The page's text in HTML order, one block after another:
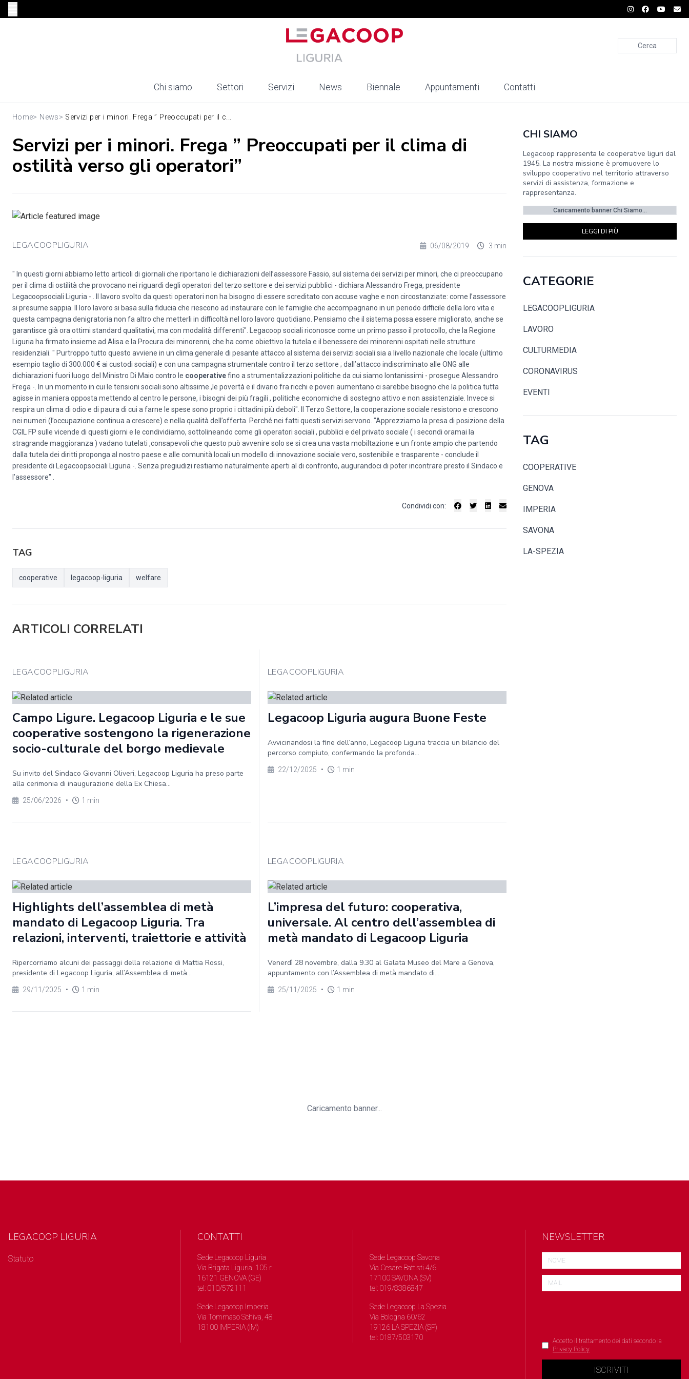
Cerca
Chi siamo Settori Servizi News Biennale Appuntamenti Contatti
Home> News> Servizi per i minori. Frega ” Preoccupati per il c...
Servizi per i minori. Frega ” Preoccupati per il clima di
ostilità verso gli operatori”
LEGACOOPLIGURIA 06/08/2019 3 min
" In questi giorni abbiamo letto articoli di giornali che riportano le dichiarazioni dell’assessore Fassio, sul sistema dei servizi per minori, che ci preoccupano
per il clima di ostilità che provocano nei riguardi degli operatori del terzo settore e dei servizi pubblici - dichiara Alessandro Frega, presidente
Legacoopsociali Liguria - . Il lavoro svolto da questi operatori non ha bisogno di essere screditato con accuse vaghe e non circostanziate: come l’assessore
si presume sappia. Il loro lavoro si basa sulla fiducia che riescono ad instaurare con le famiglie che accompagnano in un periodo difficile della loro vita e
questa campagna denigratoria non fa altro che metterli in difficoltà nel loro lavoro quotidiano. Pensiamo che il sistema possa essere migliorato, anche se
garantisce già ora ottimi standard qualitativi, ma con modalità differenti". Legacoop sociali riconosce come un primo passo il protocollo, che la Regione
Liguria ha firmato insieme ad Alisa e la Procura dei minorenni, che ha come obiettivo la tutela e il benessere dei minorenni ospitati nelle strutture
residenziali. " Purtroppo tutto questo avviene in un clima generale di pesante attacco al sistema dei servizi sociali sia a livello nazionale che locale (ultimo
esempio taglio di 300.000 € ai custodi sociali) e con una campagna strumentale contro il terzo settore ; dall’attacco indiscriminato alle ONG alle
dichiarazioni fuori luogo del Ministro Di Maio contro le cooperativefino a strumentalizzazioni politiche da cui siamo lontanissimi - prosegue Alessandro
Frega -. In un momento in cui le tensioni sociali sono altissime ,le povertà e il divario fra ricchi e poveri aumentano ci sarebbe bisogno che la politica tutta
agisse in maniera opposta mettendo al centro le persone, i bisogni dei più fragili , politiche economiche di sostegno attivo e non assistenziale. Invece si
respira un clima di odio e di paura di cui a farne le spese sono proprio i cittadini più deboli". Il Terzo Settore, la cooperazione sociale resistono e crescono
nei numeri (l’occupazione continua a crescere) e nella qualità dell’offerta. Perché nei fatti questi servizi servono. "Apprezziamo la presa di posizione della
CGIL FP sulle vicende di questi giorni e le condividiamo, sottolineando come gli operatori sociali , pubblici e del privato sociale ( i secondi oramai la
stragrande maggioranza ) vadano tutelati ,consapevoli che questo può avvenire solo se si crea una vasta mobiltazione e un fronte ampio che partendo
dalla tutela dei diritti proponga al nostro paese e alle comunità locali un modello di innovazione sociale vero, sostenibile e trasparente - conclude il
presidente di Legacoopsociali Liguria -. Senza pregiudizi restiamo naturalmente aperti al di confronto, augurandoci di poter incontrare presto il Sindaco e
l’assessore" .
Condividi con:
TAG
cooperative legacoop-liguria welfare
ARTICOLI CORRELATI
LEGACOOPLIGURIA
Campo Ligure. Legacoop Liguria e le sue
cooperative sostengono la rigenerazione
socio-culturale del borgo medievale
Su invito del Sindaco Giovanni Oliveri, Legacoop Liguria ha preso parte
alla cerimonia di inaugurazione della Ex Chiesa...
25/06/2026 • 1 min
LEGACOOPLIGURIA
Legacoop Liguria augura Buone Feste
Avvicinandosi la fine dell’anno, Legacoop Liguria traccia un bilancio del
percorso compiuto, confermando la profonda...
22/12/2025 • 1 min
LEGACOOPLIGURIA
Highlights dell’assemblea di metà
mandato di Legacoop Liguria. Tra
relazioni, interventi, traiettorie e attività
Ripercorriamo alcuni dei passaggi della relazione di Mattia Rossi,
presidente di Legacoop Liguria, all’Assemblea di metà...
29/11/2025 • 1 min
LEGACOOPLIGURIA
L’impresa del futuro: cooperativa,
universale. Al centro dell’assemblea di
metà mandato di Legacoop Liguria
Venerdì 28 novembre, dalla 9.30 al Galata Museo del Mare a Genova,
appuntamento con l’Assemblea di metà mandato di...
25/11/2025 • 1 min
CHI SIAMO
Legacoop rappresenta le cooperative liguri dal
1945. La nostra missione è promuovere lo
sviluppo cooperativo nel territorio attraverso
servizi di assistenza, formazione e
rappresentanza.
Caricamento banner Chi Siamo...
LEGGI DI PIÙ
CATEGORIE
LEGACOOPLIGURIA
LAVORO
CULTURMEDIA
CORONAVIRUS
EVENTI
TAG
COOPERATIVE
GENOVA
IMPERIA
SAVONA
LA-SPEZIA
Caricamento banner...
LEGACOOP LIGURIA
Statuto
CONTATTI
Sede Legacoop Liguria
Via Brigata Liguria, 105 r.
16121 GENOVA (GE)
tel: 010/572111
Sede Legacoop Imperia
Via Tommaso Schiva, 48
18100 IMPERIA (IM)
Sede Legacoop Savona
Via Cesare Battisti 4/6
17100 SAVONA (SV)
tel: 019/8386847
Sede Legacoop La Spezia
Via Bologna 60/62
19126 LA SPEZIA (SP)
tel: 0187/503170
NEWSLETTER
Accetto il trattamento dei dati secondo la
Privacy Policy
ISCRIVITI